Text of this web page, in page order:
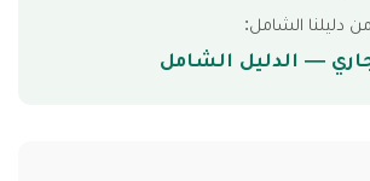
دليلنا الشامل:
— الدليل الشامل